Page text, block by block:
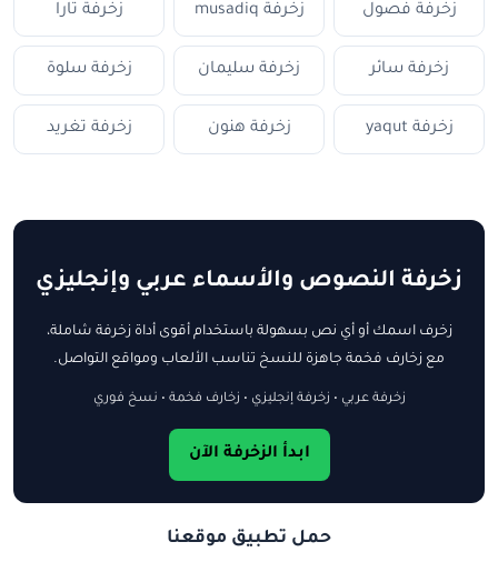
زخرفة فصول زخرفة musadiq زخرفة تارا
زخرفة سائر زخرفة سليمان زخرفة سلوة
زخرفة yaqut زخرفة هنون زخرفة تغريد
زخرفة النصوص والأسماء عربي وإنجليزي
زخرف اسمك أو أي نص بسهولة باستخدام أقوى أداة زخرفة شاملة،
مع زخارف فخمة جاهزة للنسخ تناسب الألعاب ومواقع التواصل.
زخرفة عربي • زخرفة إنجليزي • زخارف فخمة • نسخ فوري
ابدأ الزخرفة الآن
حمل تطبيق موقعنا